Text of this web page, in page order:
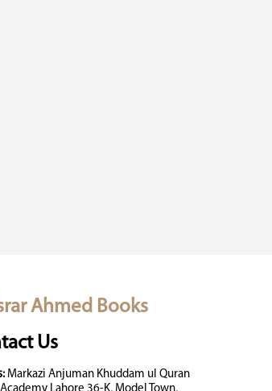
Ahmed Books
Us
Markazi Anjuman Khuddam ul Quran